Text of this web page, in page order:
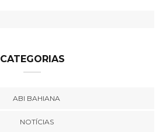
CATEGORIAS
ABI BAHIANA
NOTÍCIAS